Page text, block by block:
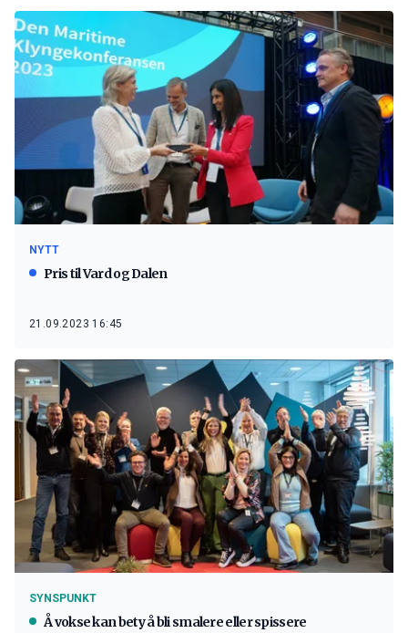
NYTT
Pris til Vard og Dalen
21.09.2023 16:45
SYNSPUNKT
Å vokse kan bety å bli smalere eller spissere